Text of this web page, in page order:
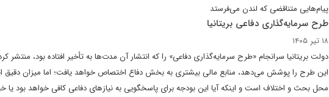
پیام‌هایی متناقضی که لندن می‌فرستد
طرح سرمایه‌گذاری دفاعی بریتانیا
۱۸ تیر ۱۴۰۵
دولت بریتانیا سرانجام «طرح سرمایه‌گذاری دفاعی» را که انتشار آن مدت‌ها به تأخیر افتاده بود، منتشر
این طرح را پوشش می‌دهد، منابع مالی بیشتری به بخش دفاع اختصاص خواهد یافت؛ اما میزان دقیق
محل بحث و اختلاف است و اینکه آیا این بودجه برای پاسخگویی به نیازهای دفاعی کافی خواهد بود یا